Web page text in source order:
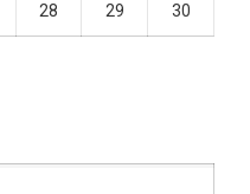
28 29 30